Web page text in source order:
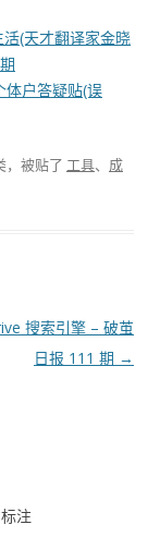
(天才翻译家金晓
体户答疑贴(误
，被贴了 工具、 成
搜索引擎 – 破茧
日报 111 期 →
标注